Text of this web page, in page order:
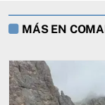
MÁS EN